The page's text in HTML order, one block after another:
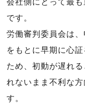
会社側にとって最
です。
労働審判委員会は
をもとに早期に心
ため、初動が遅れ
れないまま不利な
す。